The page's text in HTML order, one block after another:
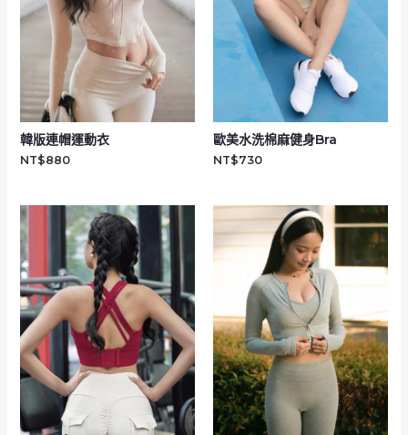
韓版連帽運動衣
NT$880
歐美水洗棉麻健身Bra
NT$730